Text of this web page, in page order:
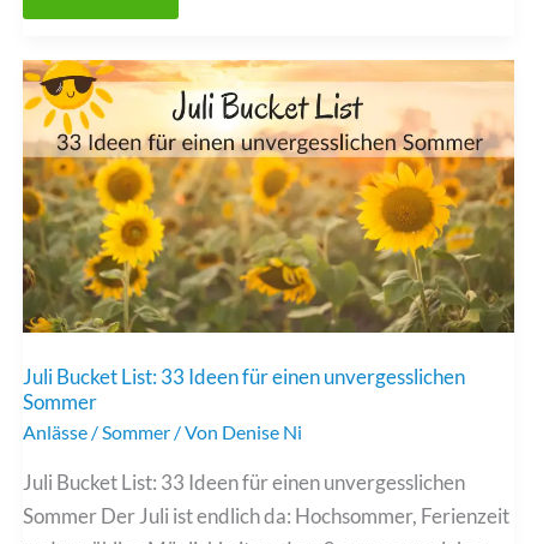
Aktivitäten,
bevor
der
Sommer
zu
Ende
ist
Juli Bucket List: 33 Ideen für einen unvergesslichen
Sommer
Anlässe /Sommer / Von Denise Ni
Juli Bucket List: 33 Ideen für einen unvergesslichen
Sommer Der Juli ist endlich da: Hochsommer, Ferienzeit